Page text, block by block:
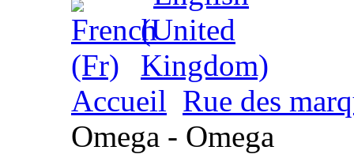
Accueil Rue des
Omega - Omega